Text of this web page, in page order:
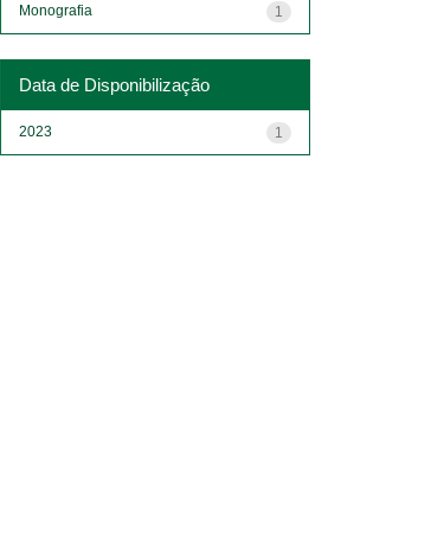
1
Monografia
Data de Disponibilização
1
2023